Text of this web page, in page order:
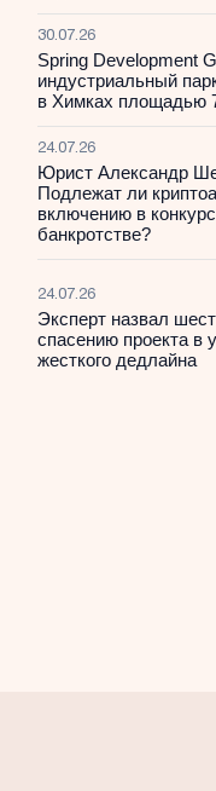
30.07.26
Spring Development
индустриальный
в Химках площадью
24.07.26
Юрист Александр
Подлежат ли
включению в
банкротстве?
24.07.26
Эксперт назвал
спасению проекта в
жесткого дедлайна